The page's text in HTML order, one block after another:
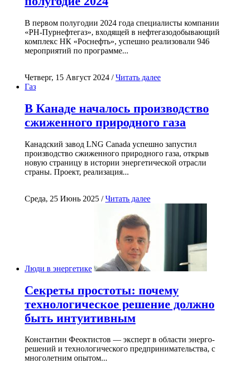
В первом полугодии 2024 года специалисты компании
«РН-Пурнефтегаз», входящей в нефтегазодобывающий
комплекс НК «Роснефть», успешно реализовали 946
мероприятий по программе...
Четверг, 15 Август 2024 /Читать далее
Газ
В Канаде началось производство
сжиженного природного газа
Канадский завод LNG Canada успешно запустил
производство сжиженного природного газа, открыв
новую страницу в истории энергетической отрасли
страны. Проект, реализация...
Среда, 25 Июнь 2025 /Читать далее
Люди в энергетике
Секреты простоты: почему
технологическое решение должно
быть интуитивным
Константин Феоктистов — эксперт в области энерго-
решений и технологического предпринимательства, с
многолетним опытом...